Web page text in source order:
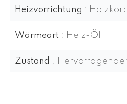
Heizvorrichtung
Wärmeart Heiz-Öl
Zustand